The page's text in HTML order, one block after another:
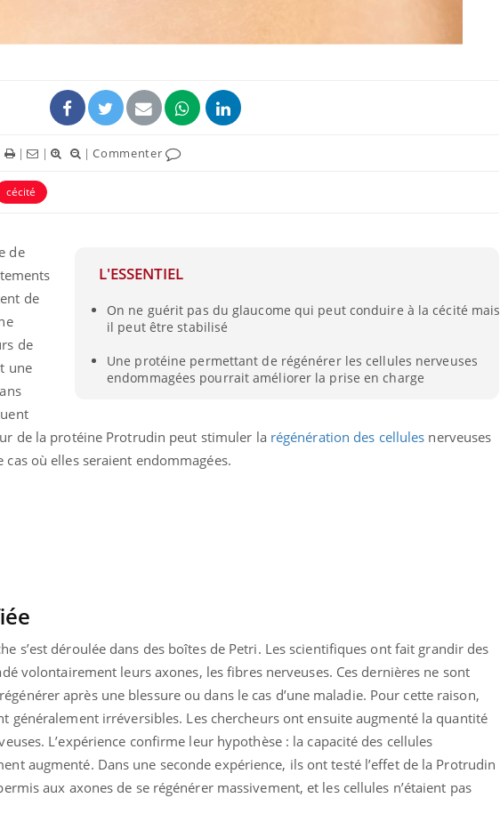
| | |Commenter
cécité
L'ESSENTIEL
On ne guérit pas du glaucome qui peut conduire à la cécité mais
il peut être stabilisé
Une protéine permettant de régénérer les cellules nerveuses
endommagées pourrait améliorer la prise en charge
de
de
de
une
de la protéine Protrudin peut stimuler la régénération des cellules nerveuses
où elles seraient endommagées.
s’est déroulée dans des boîtes de Petri. Les scientifiques ont fait grandir des
volontairement leurs axones, les fibres nerveuses. Ces dernières ne sont
après une blessure ou dans le cas d’une maladie. Pour cette raison,
généralement irréversibles. Les chercheurs ont ensuite augmenté la quantité
L’expérience confirme leur hypothèse : la capacité des cellules
augmenté. Dans une seconde expérience, ils ont testé l’effet de la Protrudin
aux axones de se régénérer massivement, et les cellules n’étaient pas
& Charge mentale : et si on
en parler??Youtube
2026, l'insuline dans le diabète de type 2
entourée d'idées reçues chez les
Youtube
Eczéma Chronique des Mains : se
préparer pour l’été !Youtube
L'été arrive… et avec lui, un tout nouveau
rythme de vie ! Vacances, plage, piscine,